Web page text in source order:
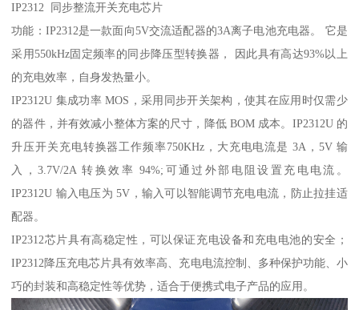
IP2312 同步整流开关充电芯片
功能：IP2312是一款面向5V交流适配器的3A离子电池充电器。 它是
采用550kHz固定频率的同步降压型转换器， 因此具有高达93%以上
的充电效率，自身发热量小。
IP2312U 集成功率 MOS，采用同步开关架构，使其在应用时仅需少
的器件，并有效减小整体方案的尺寸，降低 BOM 成本。IP2312U 的
升压开关充电转换器工作频率750KHz，大充电电流是 3A，5V 输
入，3.7V/2A 转换效率 94%;可通过外部电阻设置充电电流。
IP2312U 输入电压为 5V，输入可以智能调节充电电流，防止拉挂适
配器。
IP2312芯片具有高稳定性，可以保证充电设备和充电电池的安全；
IP2312降压充电芯片具有效率高、充电电流控制、多种保护功能、小
巧的封装和高稳定性等优势，适合于便携式电子产品的应用。